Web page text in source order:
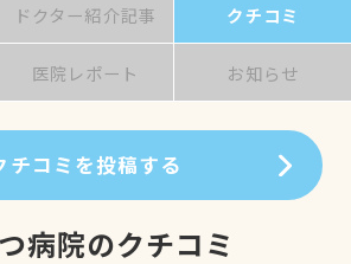
ドクター紹介記事 クチコミ
医院レポート お知らせ
チコミを投稿する
病院のクチコミ